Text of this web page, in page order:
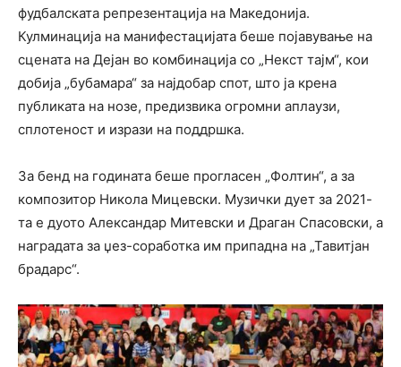
фудбалската репрезентација на Македонија.
Кулминација на манифестацијата беше појавување на
сцената на Дејан во комбинација со „Некст тајм“, кои
добија „бубамара“ за најдобар спот, што ја крена
публиката на нозе, предизвика огромни аплаузи,
сплотеност и изрази на поддршка.
За бенд на годината беше прогласен „Фолтин“, а за
композитор Никола Мицевски. Музички дует за 2021-
та е дуото Александар Митевски и Драган Спасовски, а
наградата за џез-соработка им припадна на „Тавитјан
брадарс“.